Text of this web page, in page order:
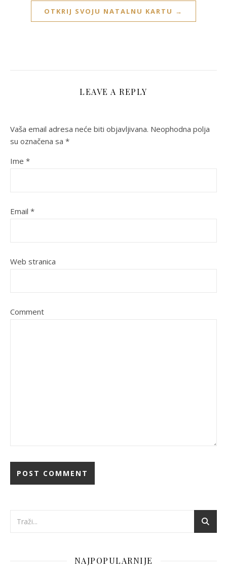
OTKRIJ SVOJU NATALNU KARTU →
LEAVE A REPLY
Vaša email adresa neće biti objavljivana. Neophodna polja
su označena sa *
Ime *
Email *
Web stranica
Comment
NAJPOPULARNIJE